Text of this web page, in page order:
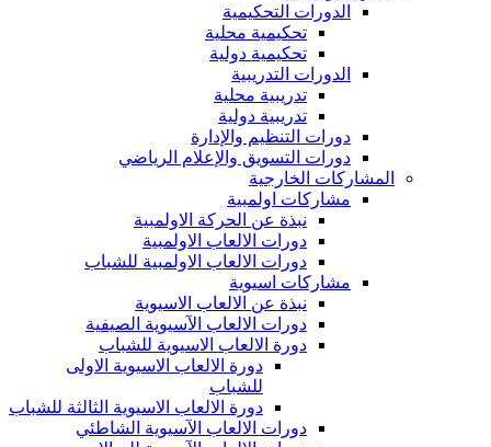
الدورات التحكيمية
تحكيمية محلية
تحكيمية دولية
الدورات التدريبية
تدريبية محلية
تدريبية دولية
دورات التنظيم والإدارة
دورات التسويق والإعلام الرياضي
المشاركات الخارجية
مشاركات اولمبية
نبذة عن الحركة الاولمبية
دورات الالعاب الاولمبية
دورات الالعاب الاولمبية للشباب
مشاركات اسيوية
نبذة عن الالعاب الاسيوية
دورات الالعاب الآسيوية الصيفية
دورة الالعاب الاسيوية للشباب
دورة الالعاب الاسيوية الاولى
للشباب
دورة الالعاب الاسيوية الثالثة للشباب
دورات الالعاب الآسيوية الشاطئي